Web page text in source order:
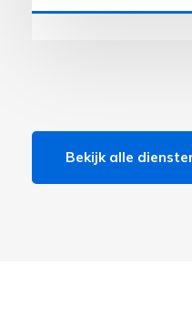
Bekijk alle